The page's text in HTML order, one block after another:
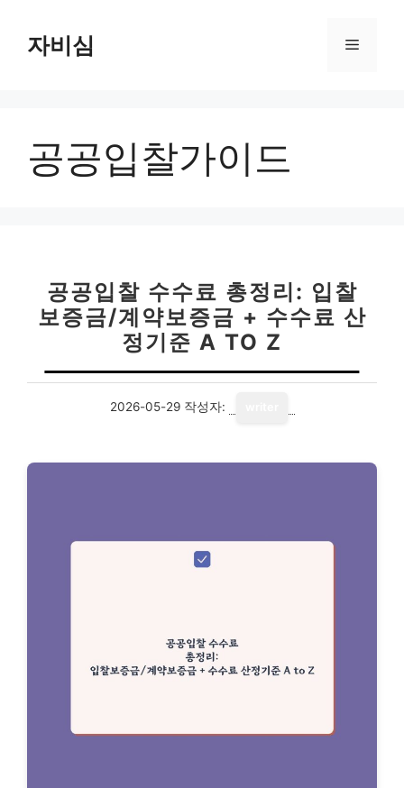
자비심 메
공공입찰가이드
공공입찰 수수료 총정리: 입찰
보증금/계약보증금 + 수수료 산
정기준 A TO Z
2026-05-29 작성자: